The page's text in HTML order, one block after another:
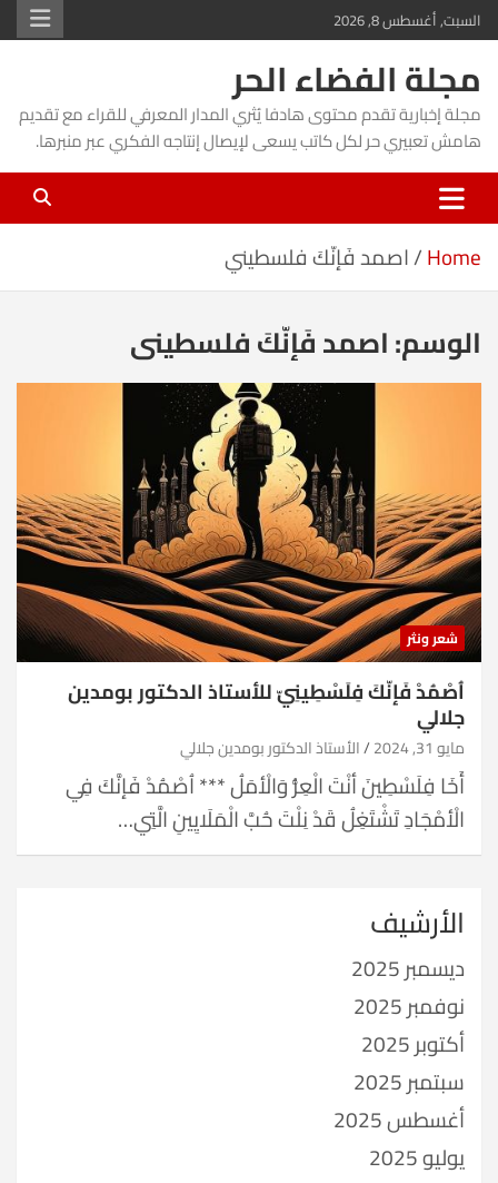
Skip
to
content
السبت, أغسطس 8, 2026
مجلة الفضاء الحر
مجلة إخبارية تقدم محتوى هادفا يُثري المدار المعرفي للقراء مع تقديم
هامش تعبيري حر لكل كاتب يسعى لإيصال إنتاجه الفكري عبر منبرها.
Home اصمد فَإنّكَ فلسطيني
الوسم:اصمد فَإنّكَ فلسطيني
شعر ونثر
اُصْمُدْ فَإنّكَ فِلَسْطِينِيّ للأستاذ الدكتور بومدين
جلالي
مايو 31, 2024 الأستاذ الدكتور بومدين جلالي
أَخَا فِلَسْطِينَ أنْتَ الْعِزُّ وَالْأمَلُ *** اُصْمُدْ فَإنَّكَ فِي
الْأمْجَادِ تَشْتَغِلُ قَدْ نِلْتَ حُبَّ الْمَلَايِينِ الَّتِي…
الأرشيف
ديسمبر 2025
نوفمبر 2025
أكتوبر 2025
سبتمبر 2025
أغسطس 2025
يوليو 2025